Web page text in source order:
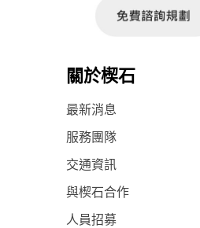
關於楔石
最新消息
服務團隊
交通資訊
與楔石合作
人員招募